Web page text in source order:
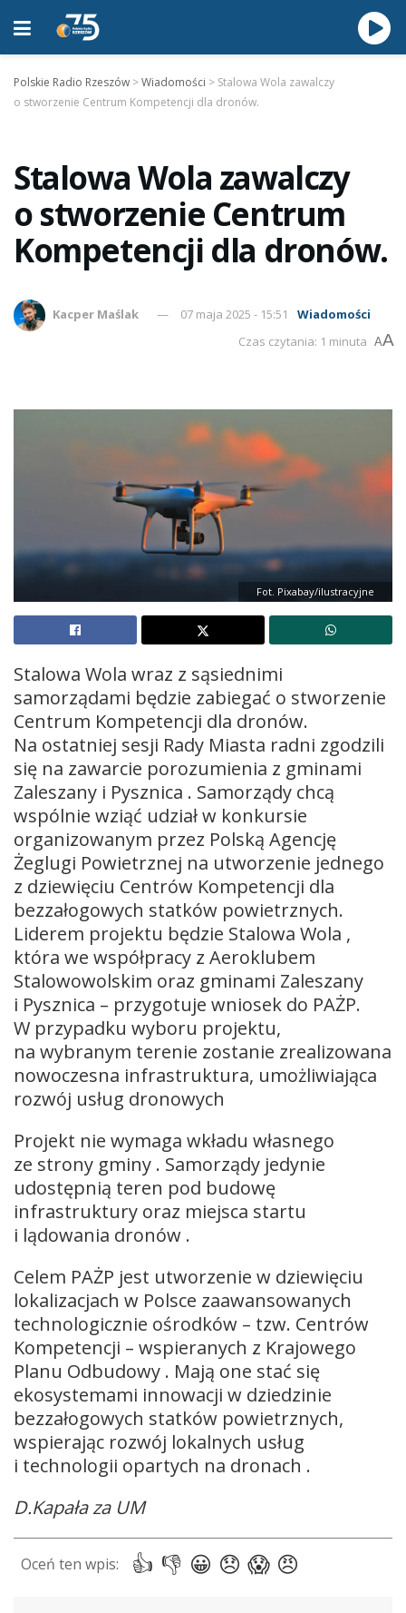
Polskie Radio Rzeszów >Wiadomości > Stalowa Wola zawalczy
o stworzenie Centrum Kompetencji dla dronów.
Stalowa Wola zawalczy
o stworzenie Centrum
Kompetencji dla dronów.
Kacper Maślak 07 maja 2025 - 15:51
Wiadomości
Czas czytania: 1 minuta AA
Fot. Pixabay/ilustracyjne
Stalowa Wola wraz z sąsiednimi
samorządami będzie zabiegać o stworzenie
Centrum Kompetencji dla dronów.
Na ostatniej sesji Rady Miasta radni zgodzili
się na zawarcie porozumienia z gminami
Zaleszany i Pysznica . Samorządy chcą
wspólnie wziąć udział w konkursie
organizowanym przez Polską Agencję
Żeglugi Powietrznej na utworzenie jednego
z dziewięciu Centrów Kompetencji dla
bezzałogowych statków powietrznych.
Liderem projektu będzie Stalowa Wola ,
która we współpracy z Aeroklubem
Stalowowolskim oraz gminami Zaleszany
i Pysznica – przygotuje wniosek do PAŻP.
W przypadku wyboru projektu,
na wybranym terenie zostanie zrealizowana
nowoczesna infrastruktura, umożliwiająca
rozwój usług dronowych
Projekt nie wymaga wkładu własnego
ze strony gminy . Samorządy jedynie
udostępnią teren pod budowę
infrastruktury oraz miejsca startu
i lądowania dronów .
Celem PAŻP jest utworzenie w dziewięciu
lokalizacjach w Polsce zaawansowanych
technologicznie ośrodków – tzw. Centrów
Kompetencji – wspieranych z Krajowego
Planu Odbudowy . Mają one stać się
ekosystemami innowacji w dziedzinie
bezzałogowych statków powietrznych,
wspierając rozwój lokalnych usług
i technologii opartych na dronach .
D.Kapała za UM